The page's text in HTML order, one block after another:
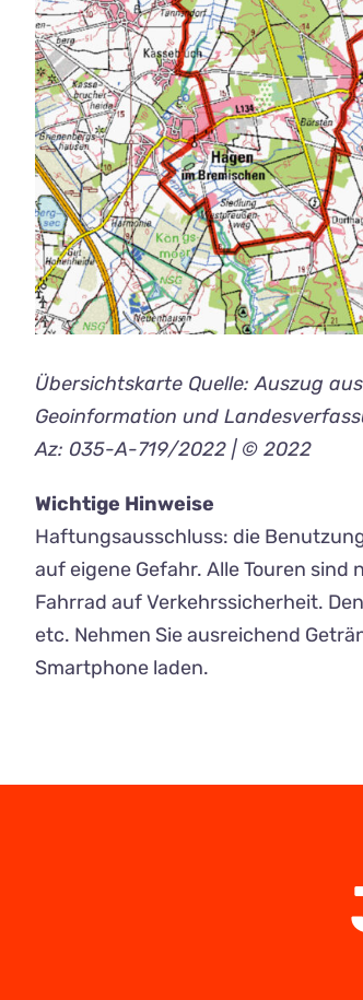
Übersichtskarte Quelle: Auszug
Geoinformation und
Az: 035-A-719/2022 | © 2022
Wichtige Hinweise
Haftungsausschluss: die
auf eigene Gefahr. Alle Touren
Fahrrad auf Verkehrssicherheit.
etc. Nehmen Sie ausreichend
Smartphone laden.